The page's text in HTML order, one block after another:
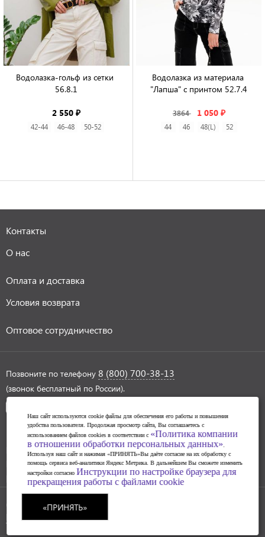
Водолазка-гольф из сетки
56.8.1
2 550 ₽
42-44 46-48 50-52
Водолазка из материала
"Лапша" с принтом 52.7.4
3864 1 050 ₽
44 46 48(L) 52
Контакты
О нас
Оплата и доставка
Условия возврата
Оптовое сотрудничество
Позвоните по телефону 8 (800) 700-38-13
(звонок бесплатный по России).
Политика обработки персональных данных
Инструкции по настройке браузера для прекращения
работы с файлами cookie
© 2004-2026 SAHAR art lab
Наш сайт используются cookie файлы для обеспечения его работы и повышения
удобства пользователя. Продолжая просмотр сайта, Вы соглашаетесь с
использованием файлов cookies в соответствии с «Политика компании
в отношении обработки персональных данных»
Используя наш сайт и нажимая «ПРИНЯТЬ»Вы даёте согласие на их обработку с
помощь сервиса веб-аналитики Яндекс Метрика. В дальнейшем Вы сможете изменить
настройки согласно Инструкции по настройке браузера для
прекращения работы с файлами cookie
«ПРИНЯТЬ»